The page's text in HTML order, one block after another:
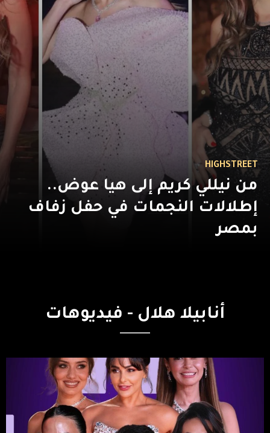
HIGHSTREET
من نيللي كريم إلى هيا عوض..
إطلالات النجمات في حفل زفاف
بمصر
أنابيلا هلال - فيديوهات